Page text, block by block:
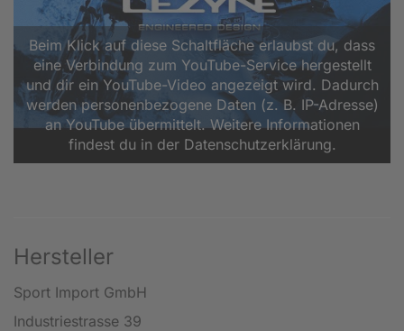
Beim Klick auf diese Schaltfläche erlaubst du, dass
eine Verbindung zum YouTube-Service hergestellt
und dir ein YouTube-Video angezeigt wird. Dadurch
werden personenbezogene Daten (z. B. IP-Adresse)
an YouTube übermittelt. Weitere Informationen
findest du in der Datenschutzerklärung.
Hersteller
Sport Import GmbH
Industriestrasse 39